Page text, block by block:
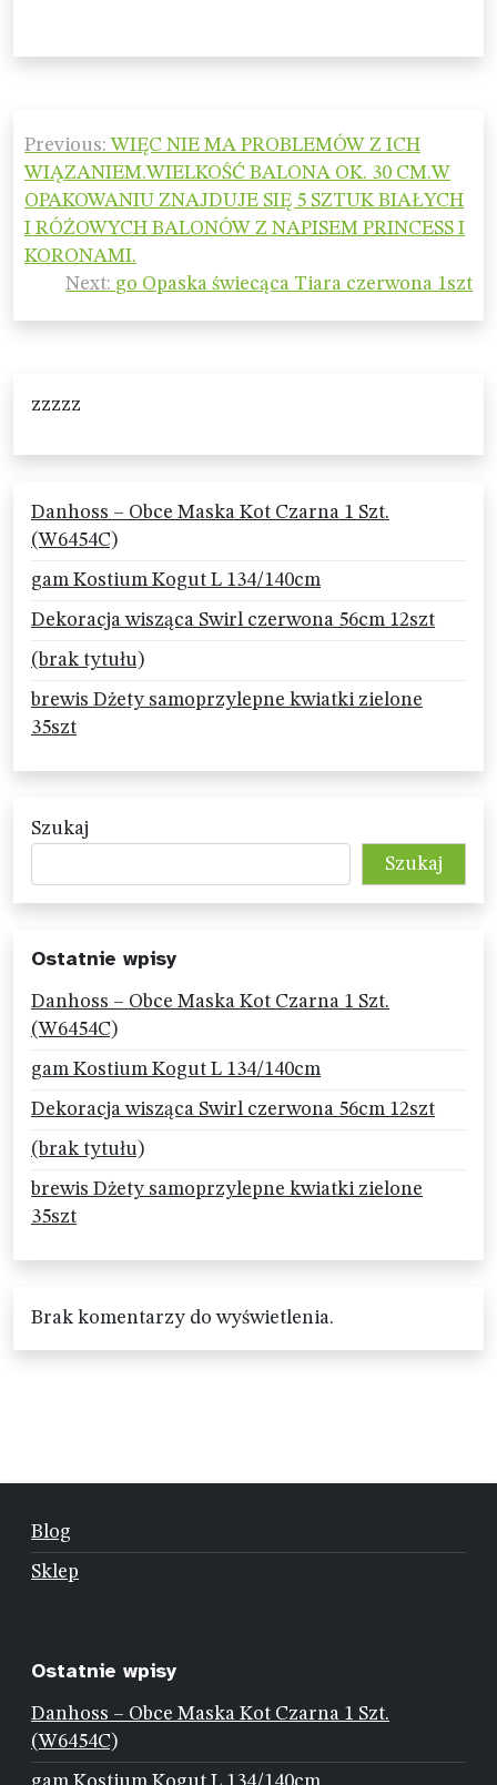
Nawigacja
wpisu
Previous: WIĘC NIE MA PROBLEMÓW Z ICH
WIĄZANIEM.WIELKOŚĆ BALONA OK. 30 CM.W
OPAKOWANIU ZNAJDUJE SIĘ 5 SZTUK BIAŁYCH
I RÓŻOWYCH BALONÓW Z NAPISEM PRINCESS I
KORONAMI.
Next: go Opaska świecąca Tiara czerwona 1szt
zzzzz
Danhoss – Obce Maska Kot Czarna 1 Szt.
(W6454C)
gam Kostium Kogut L 134/140cm
Dekoracja wisząca Swirl czerwona 56cm 12szt
(brak tytułu)
brewis Dżety samoprzylepne kwiatki zielone
35szt
Szukaj
Szukaj
Ostatnie wpisy
Danhoss – Obce Maska Kot Czarna 1 Szt.
(W6454C)
gam Kostium Kogut L 134/140cm
Dekoracja wisząca Swirl czerwona 56cm 12szt
(brak tytułu)
brewis Dżety samoprzylepne kwiatki zielone
35szt
Brak komentarzy do wyświetlenia.
Blog
Sklep
Ostatnie wpisy
Danhoss – Obce Maska Kot Czarna 1 Szt.
(W6454C)